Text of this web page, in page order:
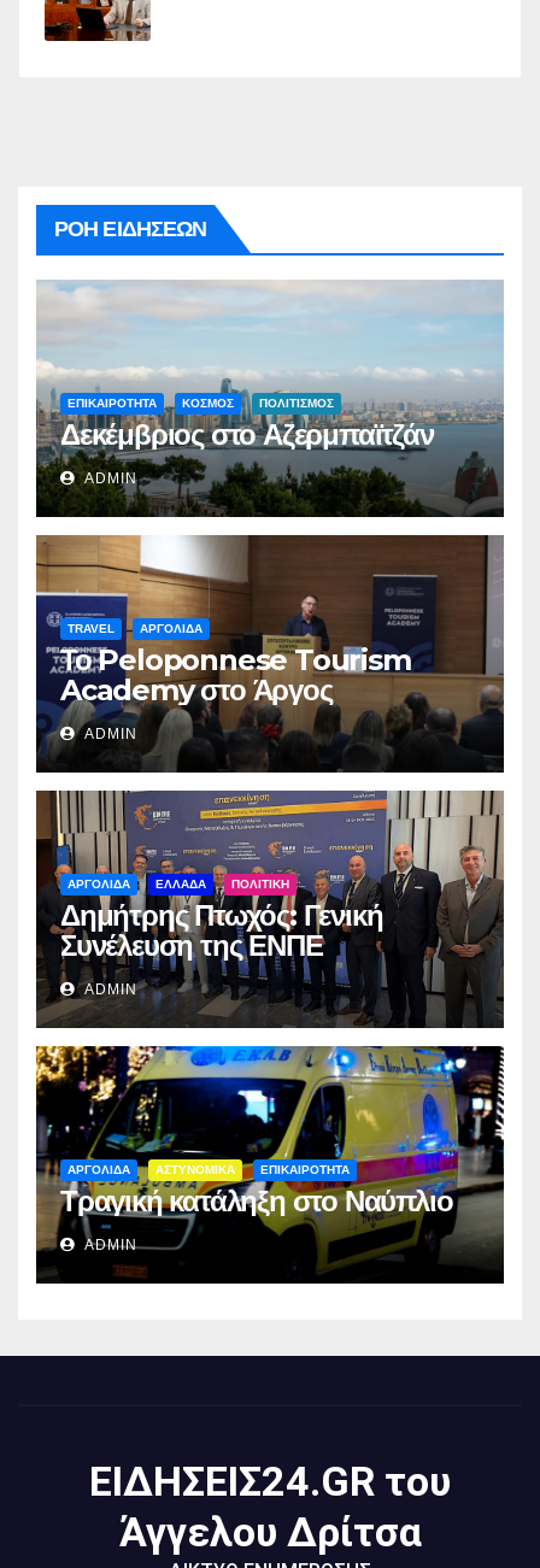
ΡΟΗ ΕΙΔΗΣΕΩΝ
ΕΠΙΚΑΙΡΟΤΗΤΑ ΚΟΣΜΟΣ ΠΟΛΙΤΙΣΜΟΣ
Δεκέμβριος στο Αζερμπαϊτζάν
ADMIN
TRAVEL ΑΡΓΟΛΙΔΑ
Το Peloponnese Tourism
Academy στο Άργος
ADMIN
ΑΡΓΟΛΙΔΑ ΕΛΛΑΔΑ ΠΟΛΙΤΙΚΗ
Δημήτρης Πτωχός: Γενική
Συνέλευση της ΕΝΠΕ
ADMIN
ΑΡΓΟΛΙΔΑ ΑΣΤΥΝΟΜΙΚΑ ΕΠΙΚΑΙΡΟΤΗΤΑ
Τραγική κατάληξη στο Ναύπλιο
ADMIN
ΕΙΔΗΣΕΙΣ24.GR του
Άγγελου Δρίτσα